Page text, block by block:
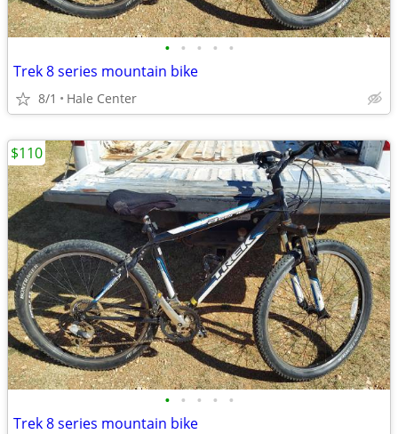
• • • • •
Trek 8 series mountain bike
8/1 Hale Center
• • • • •
Trek 8 series mountain bike
$110